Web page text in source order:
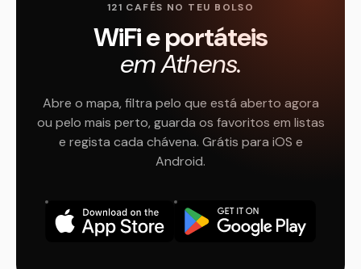
121 CAFÉS NO TEU BOLSO
WiFi e portáteis
em Athens.
Abre o mapa, filtra pelo que está aberto agora
ou pelo mais perto, guarda os favoritos em listas
e regista cada chávena. Grátis para iOS e
Android.